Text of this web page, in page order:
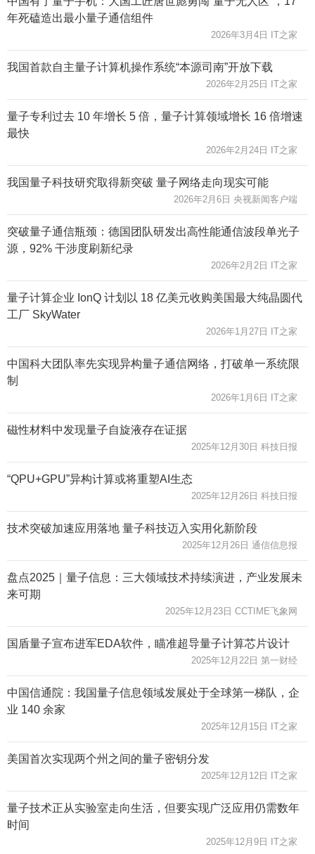
年死磕造出最小量子通信组件
2026年3月4日 IT之家
我国首款自主量子计算机操作系统“本源司南”开放下载
2026年2月25日 IT之家
量子专利过去 10 年增长 5 倍，量子计算领域增长 16 倍增速
最快
2026年2月24日 IT之家
我国量子科技研究取得新突破 量子网络走向现实可能
2026年2月6日 央视新闻客户端
突破量子通信瓶颈：德国团队研发出高性能通信波段单光子
源，92% 干涉度刷新纪录
2026年2月2日 IT之家
量子计算企业 IonQ 计划以 18 亿美元收购美国最大纯晶圆代
工厂 SkyWater
2026年1月27日 IT之家
中国科大团队率先实现异构量子通信网络，打破单一系统限
制
2026年1月6日 IT之家
磁性材料中发现量子自旋液存在证据
2025年12月30日 科技日报
“QPU+GPU”异构计算或将重塑AI生态
2025年12月26日 科技日报
技术突破加速应用落地 量子科技迈入实用化新阶段
2025年12月26日 通信信息报
盘点2025｜量子信息：三大领域技术持续演进，产业发展未
来可期
2025年12月23日 CCTIME飞象网
国盾量子宣布进军EDA软件，瞄准超导量子计算芯片设计
2025年12月22日 第一财经
中国信通院：我国量子信息领域发展处于全球第一梯队，企
业 140 余家
2025年12月15日 IT之家
美国首次实现两个州之间的量子密钥分发
2025年12月12日 IT之家
量子技术正从实验室走向生活，但要实现广泛应用仍需数年
时间
2025年12月9日 IT之家